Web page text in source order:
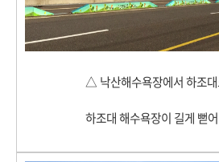
△ 낙산해수욕장에서 하조
하조대 해수욕장이 길게 뻗